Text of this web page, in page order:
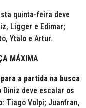
quinta-feira deve
Ligger e Edimar;
Ytalo e Artur.
MÁXIMA
a partida na busca
Diniz deve escalar os
Tiago Volpi; Juanfran,